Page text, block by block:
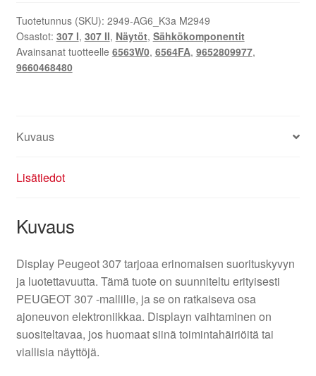
Tuotetunnus (SKU): 2949-AG6_K3a M2949
Osastot: 307 I, 307 II, Näytöt, Sähkökomponentit
Avainsanat tuotteelle 6563W0, 6564FA, 9652809977,
9660468480
Kuvaus
Lisätiedot
Kuvaus
Display Peugeot 307 tarjoaa erinomaisen suorituskyvyn
ja luotettavuutta. Tämä tuote on suunniteltu erityisesti
PEUGEOT 307 -mallille, ja se on ratkaiseva osa
ajoneuvon elektroniikkaa. Displayn vaihtaminen on
suositeltavaa, jos huomaat siinä toimintahäiriöitä tai
viallisia näyttöjä.